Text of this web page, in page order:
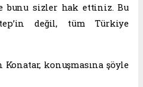
bunu sizler hak ettiniz. Bu
değil, tüm Türkiye
Konatar, konuşmasına şöyle